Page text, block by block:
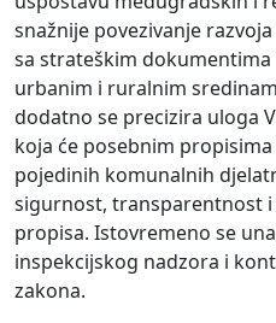
snažnije povezivanje
sa strateškim
urbanim i ruralnim
dodatno se precizira uloga
koja će posebnim
pojedinih komunalnih
sigurnost, transparentnost
propisa. Istovremeno se
inspekcijskog nadzora i
zakona.